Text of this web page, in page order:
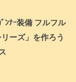
ﾝﾅｰ装備 フルフル
ーズ」を作ろう